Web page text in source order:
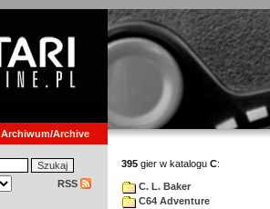
Archiwum/Archive
RSS
395 gier w katalogu C:
C. L. Baker
C64 Adventure